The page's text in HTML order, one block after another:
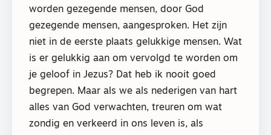
worden gezegende mensen, door God
gezegende mensen, aangesproken. Het zijn
niet in de eerste plaats gelukkige mensen. Wat
is er gelukkig aan om vervolgd te worden om
je geloof in Jezus? Dat heb ik nooit goed
begrepen. Maar als we als nederigen van hart
alles van God verwachten, treuren om wat
zondig en verkeerd in ons leven is, als